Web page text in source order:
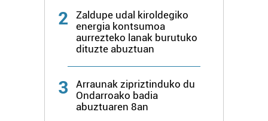
2
Zaldupe udal kiroldegiko
energia kontsumoa
aurrezteko lanak burutuko
dituzte abuztuan
3
Arraunak zipriztinduko du
Ondarroako badia
abuztuaren 8an